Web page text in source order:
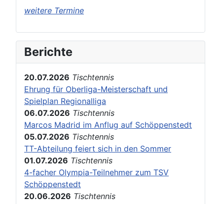
weitere Termine
Berichte
20.07.2026 Tischtennis
Ehrung für Oberliga-Meisterschaft und
Spielplan Regionalliga
06.07.2026 Tischtennis
Marcos Madrid im Anflug auf Schöppenstedt
05.07.2026 Tischtennis
TT-Abteilung feiert sich in den Sommer
01.07.2026 Tischtennis
4-facher Olympia-Teilnehmer zum TSV
Schöppenstedt
20.06.2026 Tischtennis